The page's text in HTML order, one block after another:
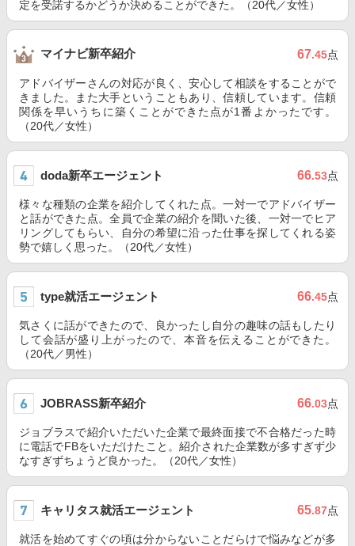
定を受諾するかどうか決めることができた。（20代／女性）
マイナビ新卒紹介 67.45点
アドバイザーさんの対応が良く、安心して相談をすることがで
きました。また大手ということもあり、信頼しています。信頼
関係を早いうちに築くことができた点が1番よかったです。
（20代／女性）
doda新卒エージェント 66.53点
様々な種類の企業を紹介してくれた点。一対一でアドバイザー
と話ができた点。全員で企業の紹介を聞いた後、一対一でヒア
リングしてもらい、自分の希望に沿った仕事を探してくれる姿
勢で嬉しく思った。（20代／女性）
type就活エージェント 66.45点
気さくに話ができたので、良かったし自分の趣味の話もしたり
して会話が盛り上がったので、本音を伝えることができた。
（20代／男性）
JOBRASS新卒紹介 66.03点
ジョブラスで紹介いただいた企業で最終面接で不合格だった時
に電話でFBをいただけたこと。紹介された企業数が多すぎず少
なすぎずちょうど良かった。（20代／女性）
キャリタス就活エージェント 65.87点
就活を始めてすぐの頃は分からないことだらけで悩みなどが多